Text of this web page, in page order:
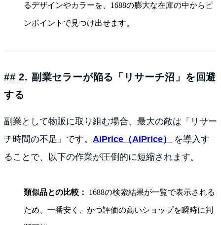
るデザインやカラーを、1688の膨大な在庫の中からピ
ンポイントで見つけ出せます。
## 2. 副業セラーが陥る「リサーチ沼」を回避
する
副業として物販に取り組む場合、最大の敵は「リサー
チ時間の不足」です。 AiPrice（AiPrice）
を導入す
ることで、以下の作業が圧倒的に短縮されます。
類似品との比較： 1688の検索結果が一覧で表示される
ため、一番安く、かつ評価の高いショップを瞬時に判